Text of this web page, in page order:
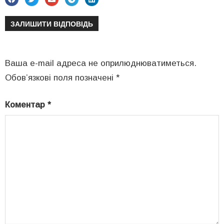
ЗАЛИШИТИ ВІДПОВІДЬ
Ваша e-mail адреса не оприлюднюватиметься.
Обов’язкові поля позначені *
Коментар *